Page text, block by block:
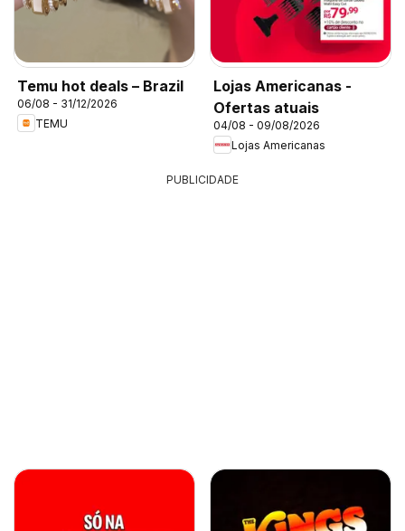
Temu hot deals – Brazil
06/08 - 31/12/2026
TEMU
Lojas Americanas -
Ofertas atuais
04/08 - 09/08/2026
Lojas Americanas
PUBLICIDADE